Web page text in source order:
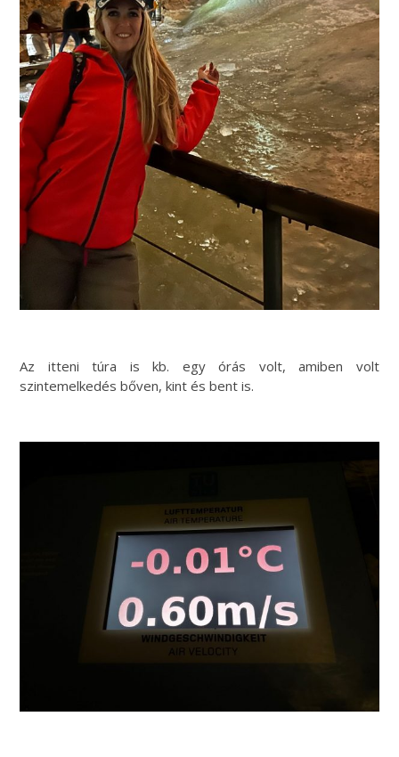
Az itteni túra is kb. egy órás volt, amiben volt
szintemelkedés bőven, kint és bent is.